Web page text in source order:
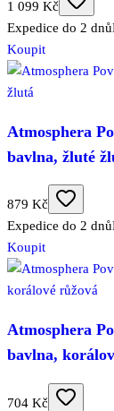
1 099 Kč
Expedice do 2 dnů
Koupit
Atmosphera
bavlna, žluté
879 Kč
Expedice do 2 dnů
Koupit
Atmosphera
bavlna,
704 Kč